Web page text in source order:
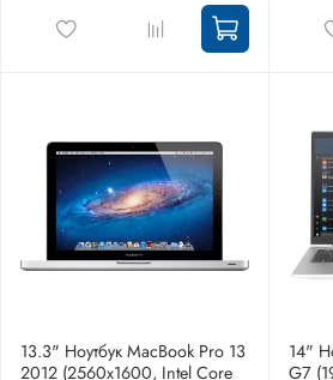
13.3" Ноутбук MacBook Pro 13
2012 (2560x1600, Intel Core
14"
G7